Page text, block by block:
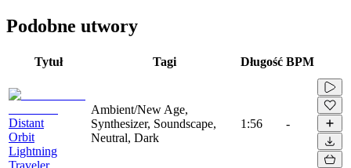
Podobne utwory
Tytuł Tagi Długość BPM
Distant
Orbit
Lightning
Traveler
Ambient/New Age,
Synthesizer, Soundscape,
Neutral, Dark
1:56 -